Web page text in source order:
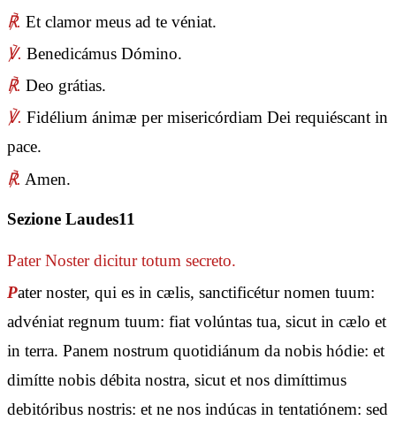
℟. Et clamor meus ad te véniat.
℣. Benedicámus Dómino.
℟. Deo grátias.
℣. Fidélium ánimæ per misericórdiam Dei requiéscant in
pace.
℟. Amen.
Sezione Laudes11
Pater Nosterdicitur totum secreto.
Pater noster, qui es in cælis, sanctificétur nomen tuum:
advéniat regnum tuum: fiat volúntas tua, sicut in cælo et
in terra. Panem nostrum quotidiánum da nobis hódie: et
dimítte nobis débita nostra, sicut et nos dimíttimus
debitóribus nostris: et ne nos indúcas in tentatiónem: sed